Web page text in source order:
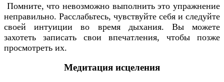
Помните, что невозможно выполнить это упражнение
неправильно. Расслабьтесь, чувствуйте себя и следуйте
своей интуиции во время дыхания. Вы можете
захотеть записать свои впечатления, чтобы позже
просмотреть их.
Медитация исцеления